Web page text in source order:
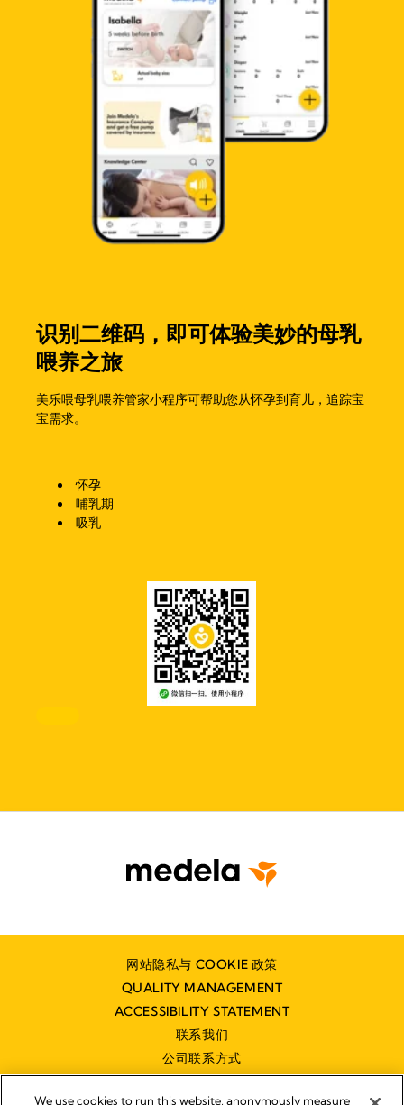
识别二维码，即可体验美妙的母乳
喂养之旅
美乐喂母乳喂养管家小程序可帮助您从怀孕到育儿，追踪宝
宝需求。
怀孕
哺乳期
吸乳
网站隐私与 COOKIE 政策
QUALITY MANAGEMENT
ACCESSIBILITY STATEMENT
联系我们
公司联系方式
We use cookies to run this website, anonymously measure